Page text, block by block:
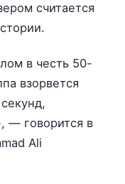
считается
в честь 50-
взорвется
— говорится в
Ali